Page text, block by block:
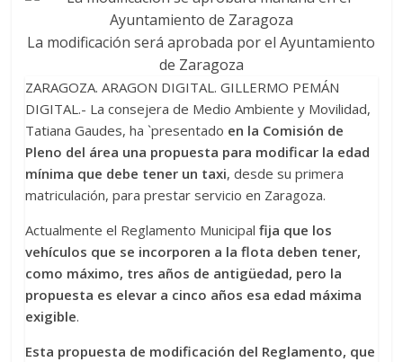
La modificación será aprobada por el Ayuntamiento
de Zaragoza
ZARAGOZA. ARAGON DIGITAL. GILLERMO PEMÁN
DIGITAL.- La consejera de Medio Ambiente y Movilidad,
Tatiana Gaudes, ha `presentado en la Comisión de
Pleno del área una propuesta para modificar la edad
mínima que debe tener un taxi, desde su primera
matriculación, para prestar servicio en Zaragoza.
Actualmente el Reglamento Municipalfija que los
vehículos que se incorporen a la flota deben tener,
como máximo, tres años de antigüedad, pero la
propuesta es elevar a cinco años esa edad máxima
exigible.
Esta propuesta de modificación del Reglamento, que